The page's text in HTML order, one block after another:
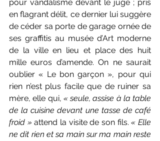
pour vandalisme devant le juge ; pris
en flagrant délit, ce dernier lui suggère
de céder sa porte de garage ornée de
ses graffitis au musée d’Art moderne
de la ville en lieu et place des huit
mille euros d’amende. On ne saurait
oublier « Le bon garçon », pour qui
rien n’est plus facile que de ruiner sa
mère, elle qui, « seule, assise à la table
de la cuisine devant une tasse de café
froid » attend la visite de son fils. « Elle
ne dit rien et sa main sur ma main reste